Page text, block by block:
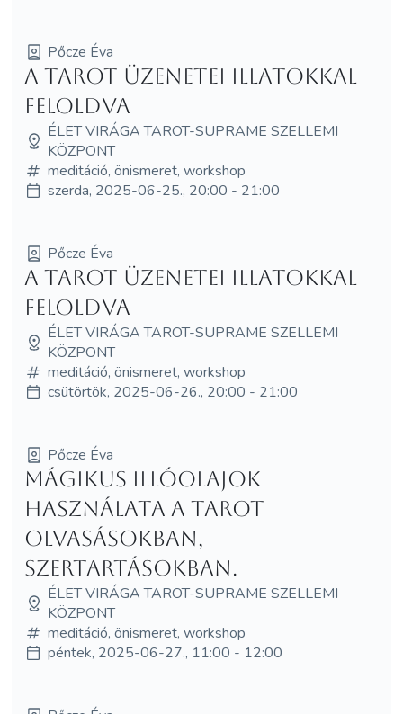
Pőcze Éva
A Tarot üzenetei illatokkal
feloldva
ÉLET VIRÁGA TAROT-SUPRAME SZELLEMI
KÖZPONT
meditáció, önismeret, workshop
szerda, 2025-06-25., 20:00 - 21:00
Pőcze Éva
A Tarot üzenetei illatokkal
feloldva
ÉLET VIRÁGA TAROT-SUPRAME SZELLEMI
KÖZPONT
meditáció, önismeret, workshop
csütörtök, 2025-06-26., 20:00 - 21:00
Pőcze Éva
Mágikus illóolajok
használata a Tarot
olvasásokban,
szertartásokban.
ÉLET VIRÁGA TAROT-SUPRAME SZELLEMI
KÖZPONT
meditáció, önismeret, workshop
péntek, 2025-06-27., 11:00 - 12:00